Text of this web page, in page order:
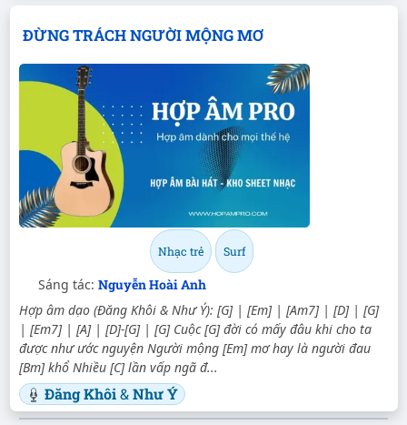
ĐỪNG TRÁCH NGƯỜI MỘNG MƠ
Nhạc trẻ Surf
Sáng tác: Nguyễn Hoài Anh
Hợp âm dạo (Đăng Khôi & Như Ý): [G] | [Em] | [Am7] | [D] | [G]
| [Em7] | [A] | [D]-[G] | [G] Cuộc [G] đời có mấy đâu khi cho ta
được như ước nguyện Người mộng [Em] mơ hay là người đau
[Bm] khổ Nhiều [C] lần vấp ngã đ...
Đăng Khôi&Như Ý